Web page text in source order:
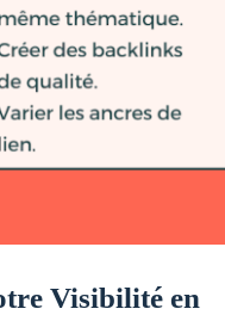
Visibilité en